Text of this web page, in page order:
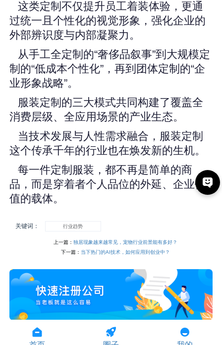
这类定制不仅提升员工着装体验，更通
过统一且个性化的视觉形象，强化企业的
外部辨识度与内部凝聚力。
从手工全定制的“奢侈品叙事”到大规模定
制的“低成本个性化”，再到团体定制的“企
业形象战略”。
服装定制的三大模式共同构建了覆盖全
消费层级、全应用场景的产业生态。
当技术发展与人性需求融合，服装定制
这个传承千年的行业也在焕发新的生机。
每一件定制服装，都不再是简单的商
品，而是穿着者个人品位的外延、企业价
值的载体。
关键词： 行业趋势
上一篇： 独居现象越来越常见，宠物行业前景能有多好？
下一篇： 当下热门的AI技术，如何应用到创业中？